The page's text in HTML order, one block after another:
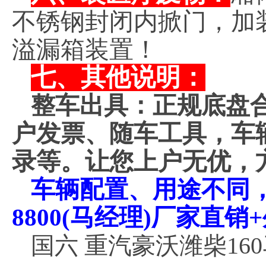
不锈钢封闭内掀门，
溢漏箱装置！
七、其他说明：
整车出具：正规底盘
户发票、随车工具，
录等。让您上户无优，
车辆配置、用途不同
8800(马经理)厂家直销
国六 重汽豪沃潍柴